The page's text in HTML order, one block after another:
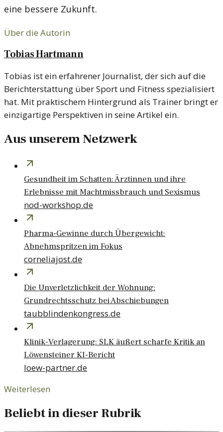
eine bessere Zukunft.
Über die Autorin
Tobias Hartmann
Tobias ist ein erfahrener Journalist, der sich auf die
Berichterstattung über Sport und Fitness spezialisiert
hat. Mit praktischem Hintergrund als Trainer bringt er
einzigartige Perspektiven in seine Artikel ein.
Aus unserem Netzwerk
Gesundheit im Schatten: Ärztinnen und ihre
Erlebnisse mit Machtmissbrauch und Sexismus
nod-workshop.de
Pharma-Gewinne durch Übergewicht:
Abnehmspritzen im Fokus
corneliajost.de
Die Unverletzlichkeit der Wohnung:
Grundrechtsschutz bei Abschiebungen
taubblindenkongress.de
Klinik-Verlagerung: SLK äußert scharfe Kritik an
Löwensteiner KI-Bericht
loew-partner.de
Weiterlesen
Beliebt in dieser Rubrik